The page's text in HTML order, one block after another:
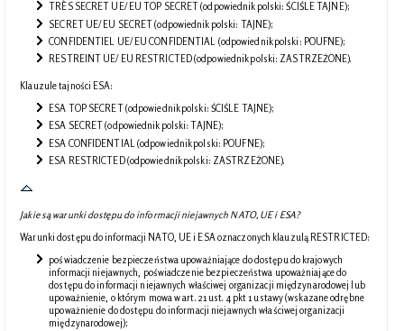
TRÈS SECRET UE/ EU TOP SECRET (odpowiednik polski: ŚCIŚLE TAJNE);
SECRET UE/ EU SECRET (odpowiednik polski: TAJNE);
CONFIDENTIEL UE/ EU CONFIDENTIAL (odpowiednik polski: POUFNE);
RESTREINT UE/ EU RESTRICTED (odpowiednik polski: ZASTRZEŻONE).
Klauzule tajności ESA:
ESA TOP SECRET (odpowiednik polski: ŚCIŚLE TAJNE);
ESA SECRET (odpowiednik polski: TAJNE);
ESA CONFIDENTIAL (odpowiednik polski: POUFNE);
ESA RESTRICTED (odpowiednik polski: ZASTRZEŻONE).
Jakie są warunki dostępu do informacji niejawnych NATO, UE i ESA?
Warunki dostępu do informacji NATO, UE i ESA oznaczonych klauzulą RESTRICTED:
poświadczenie bezpieczeństwa upoważniające do dostępu do krajowych
informacji niejawnych, poświadczenie bezpieczeństwa upoważniające do
dostępu do informacji niejawnych właściwej organizacji międzynarodowej lub
upoważnienie, o którym mowa w art. 21 ust. 4 pkt 1 ustawy (wskazane odrębne
upoważnienie do dostępu do informacji niejawnych właściwej organizacji
międzynarodowej);